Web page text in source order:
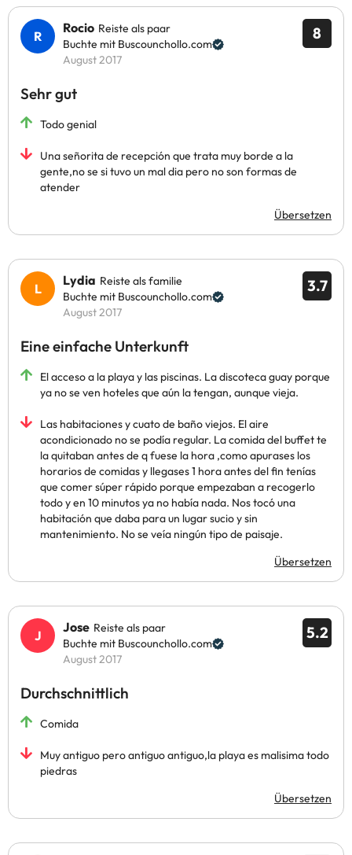
8
Rocio Reiste als paar
Buchte mit Buscounchollo.com
August 2017
Sehr gut
Todo genial
Una señorita de recepción que trata muy borde a la
gente,no se si tuvo un mal dia pero no son formas de
atender
Übersetzen
3.7
Lydia Reiste als familie
Buchte mit Buscounchollo.com
August 2017
Eine einfache Unterkunft
El acceso a la playa y las piscinas. La discoteca guay porque
ya no se ven hoteles que aún la tengan, aunque vieja.
Las habitaciones y cuato de baño viejos. El aire
acondicionado no se podía regular. La comida del buffet te
la quitaban antes de q fuese la hora ,como apurases los
horarios de comidas y llegases 1 hora antes del fin tenías
que comer súper rápido porque empezaban a recogerlo
todo y en 10 minutos ya no había nada. Nos tocó una
habitación que daba para un lugar sucio y sin
mantenimiento. No se veía ningún tipo de paisaje.
Übersetzen
5.2
Jose Reiste als paar
Buchte mit Buscounchollo.com
August 2017
Durchschnittlich
Comida
Muy antiguo pero antiguo antiguo,la playa es malisima todo
piedras
Übersetzen